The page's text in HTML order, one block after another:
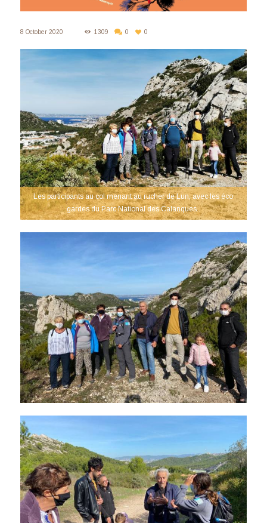
8 October 2020 1309 0 0
Les participants au col menant au rucher de Lun, avec les éco
gardes du Parc National des Calanques..